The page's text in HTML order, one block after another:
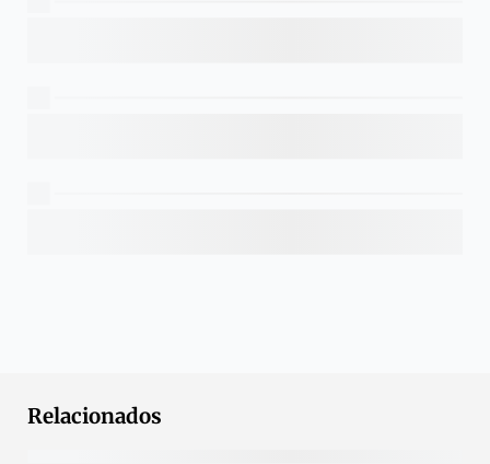
Relacionados